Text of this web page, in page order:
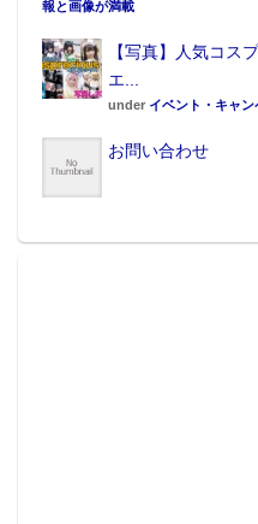
報と画像が満載
【写真】人気コス
エ...
under イベント・キャン
お問い合わせ